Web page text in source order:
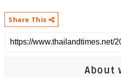
Share This
About